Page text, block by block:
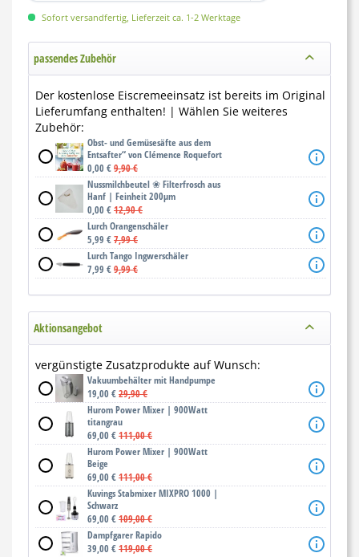
Sofort versandfertig, Lieferzeit ca. 1-2 Werktage
passendes Zubehör
Der kostenlose Eiscremeeinsatz ist bereits im Original
Lieferumfang enthalten! | Wählen Sie weiteres
Zubehör:
Obst- und Gemüsesäfte aus dem
Entsafter“ von Clémence Roquefort
0,00 €9,90 €
Nussmilchbeutel ❀ Filterfrosch aus
Hanf | Feinheit 200μm
0,00 €12,90 €
Lurch Orangenschäler
5,99 €7,99 €
Lurch Tango Ingwerschäler
7,99 €9,99 €
Aktionsangebot
vergünstigte Zusatzprodukte auf Wunsch:
Vakuumbehälter mit Handpumpe
19,00 €29,90 €
Hurom Power Mixer | 900Watt
titangrau
69,00 €111,00 €
Hurom Power Mixer | 900Watt
Beige
69,00 €111,00 €
Kuvings Stabmixer MIXPRO 1000 |
Schwarz
69,00 €109,00 €
Dampfgarer Rapido
39,00 €119,00 €